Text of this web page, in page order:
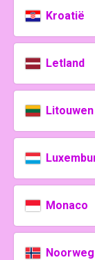
Kroatië
Letland
Litouwen
Monaco